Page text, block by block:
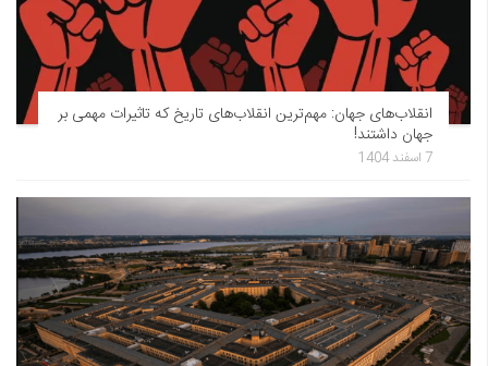
انقلاب‌های جهان: مهم‌ترین انقلاب‌های تاریخ که تاثیرات مهمی بر
جهان داشتند!
7 اسفند 1404